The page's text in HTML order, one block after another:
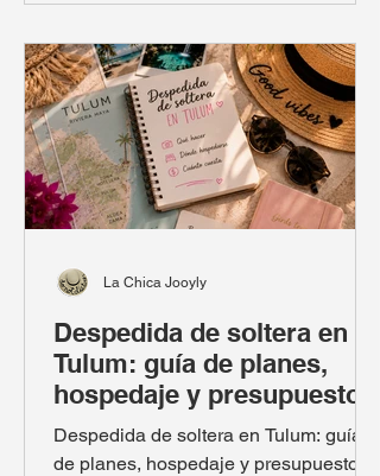
Despedida de soltera en
Tulum: guía de planes,
hospedaje y presupuesto
Despedida de soltera en Tulum: guía
de planes, hospedaje y presupuesto
La Chica Jooyly